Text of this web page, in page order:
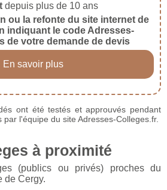
depuis plus de 10 ans
ou la refonte du site internet de
indiquant le code Adresses-
de votre demande de devis
En savoir plus
ont été testés et approuvés pendant
l'équipe du site Adresses-Colleges.fr.
à proximité
(publics ou privés) proches du
de Cergy.